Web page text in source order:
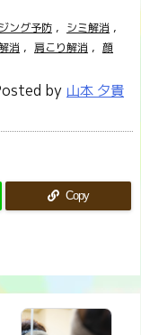
ング予防 , シミ解消 ,
消 , 肩こり解消 , 顔
by 山本 夕貴
Copy